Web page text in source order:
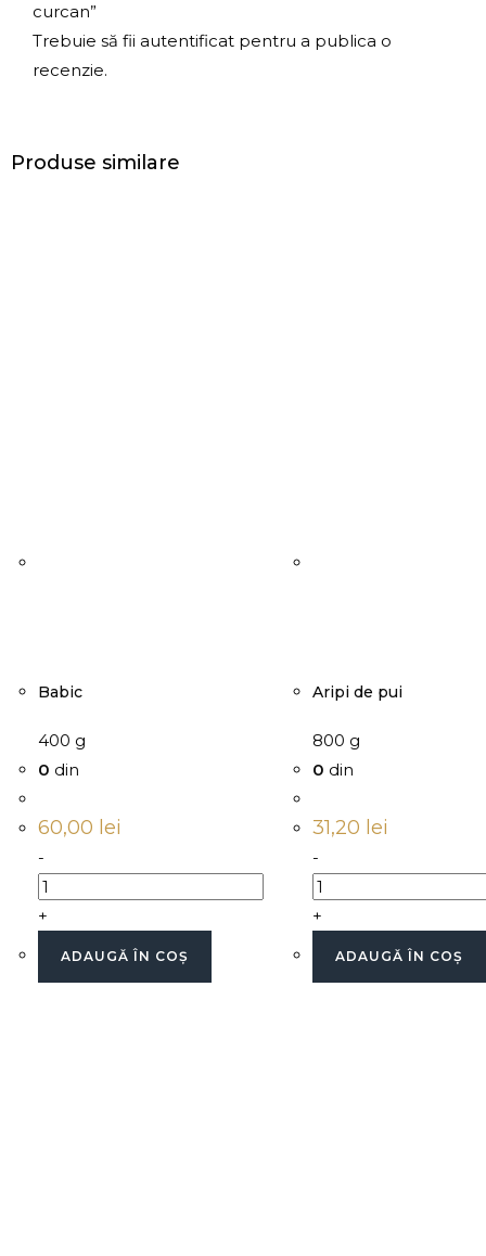
curcan”
Trebuie să fii autentificat pentru a publica o
recenzie.
Produse similare
Babic
400 g
0 din
60,00 lei
-
+
ADAUGĂ ÎN COȘ
Aripi de pui
800 g
0 din
31,20 lei
-
+
ADAUGĂ ÎN COȘ